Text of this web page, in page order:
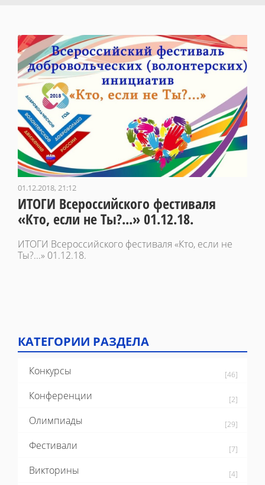
01.12.2018, 21:12
ИТОГИ Всероссийского фестиваля
«Кто, если не Ты?...» 01.12.18.
ИТОГИ Всероссийского фестиваля «Кто, если не
Ты?...» 01.12.18.
КАТЕГОРИИ РАЗДЕЛА
Конкурсы [46]
Конференции [2]
Олимпиады [29]
Фестивали [7]
Викторины [4]